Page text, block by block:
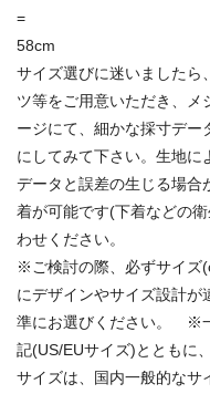
=
58cm
サイズ選びに迷いましたら
ツ等をご用意いただき、メ
ージにて、細かな採寸デー
にしてみて下さい。生地に
データと誤差の生じる場合
着が可能です(下着などの
わせください。
※ご検討の際、必ずサイズ
にデザインやサイズ設計が
準にお選びください。 ※
記(US/EUサイズ)とともに
サイズは、国内一般的なサ